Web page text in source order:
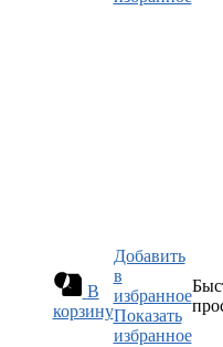
В
корзину
Добавить
в
избранное
Показать
избранное